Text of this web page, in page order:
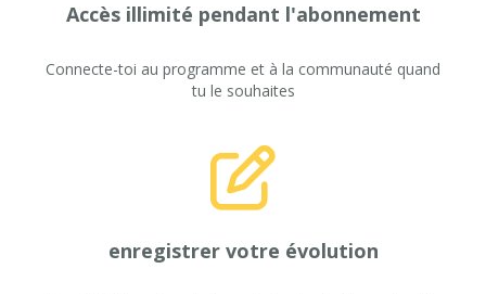
Accès illimité pendant l'abonnement
Connecte-toi au programme et à la communauté quand
tu le souhaites
enregistrer votre évolution